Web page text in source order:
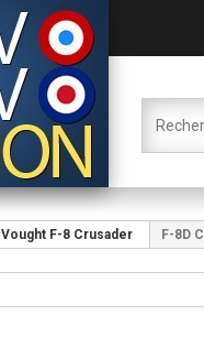
Vought F-8 Crusader F-8D